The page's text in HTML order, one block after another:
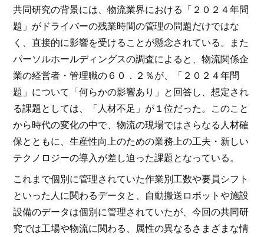
共同研究の背景には、物流業界における「２０２４年問
題」がドライバーの残業時間の管理の問題だけではな
く、直接的に影響を受けることが懸念されている。また
パーソルホールディングスの調査によると、物流関係企
業の経営者・管理職の６０．２％が、「２０２４年問
題」について「何らかの影響あり」と回答し、想定され
る課題としては、「人材不足」が１位だった。このこと
から時代の変化の中で、物流の現場ではさらなる人材確
保とともに、生産性向上のための業務上の工夫・新しい
テクノロジーの導入が差し迫った課題となっている。
これまで個別に管理されていた作業別工数や要員シフト
といった人に関わるデータと、自動搬送ロボットや施設
設備のデータは個別に管理されていたが、今回の共同研
究では工場や物流に関わる、属性の異なるさまざまな情